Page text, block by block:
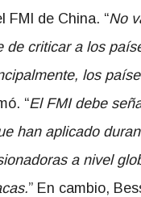
FMI de China. “No
de criticar a los
los
“El FMI debe
han aplicado
a nivel
” En cambio,